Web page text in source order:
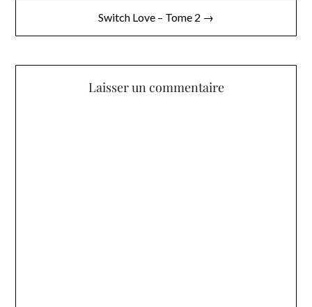
Switch Love – Tome 2 →
Laisser un commentaire